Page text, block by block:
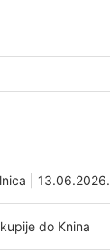
| 13.06.2026.
do Knina